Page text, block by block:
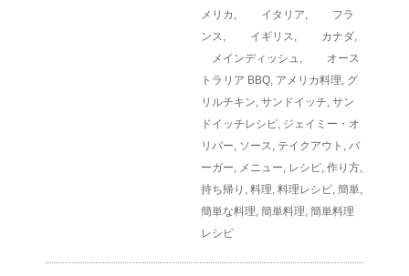
メリカ , イタリア,
フラ
ンス, イギリス, カナダ,
メインディッシュ ,
オース
トラリア BBQ, アメリカ料理, グ
リルチキン, サンドイッチ, サン
ドイッチレシピ, ジェイミー・オ
リバー, ソース, テイクアウト , バ
ーガー, メニュー, レシピ, 作り方,
持ち帰り , 料理, 料理レシピ, 簡単,
簡単な料理, 簡単料理, 簡単料理
レシピ